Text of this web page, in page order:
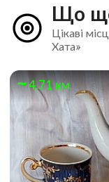
Що
Цікаві
Хата»
4.71 км